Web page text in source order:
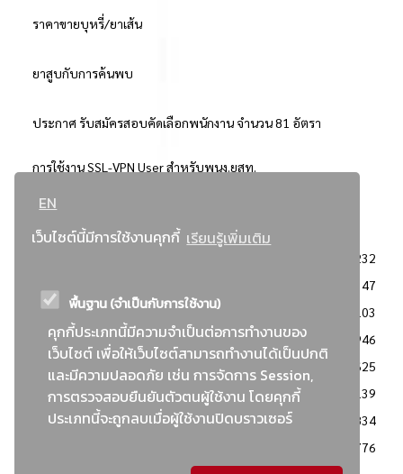
EN
เว็บไซต์นี้มีการใช้งานคุกกี้ เรียนรู้เพิ่มเติม
พื้นฐาน (จำเป็นกับการใช้งาน)
คุกกี้ประเภทนี้มีความจำเป็นต่อการทำงานของ
เว็บไซต์ เพื่อให้เว็บไซต์สามารถทำงานได้เป็นปกติ
และมีความปลอดภัย เช่น การจัดการ Session,
การตรวจสอบยืนยันตัวตนผู้ใช้งาน โดยคุกกี้
ประเภทนี้จะถูกลบเมื่อผู้ใช้งานปิดบราวเซอร์
ราคาขายบุหรี่/ยาเส้น
ยาสูบกับการค้นพบ
ประกาศ รับสมัครสอบคัดเลือกพนักงาน จำนวน 81 อัตรา
การใช้งาน SSL-VPN User สำหรับพนง.ยสท.
..ยอดนิยม..
3232
2347
: วิธีเฉพาะเจาะจง
2103
ข่าวสาร/ประกาศ
1946
: เอกสารส่งเสริมความโปร่งใสในการจัดซื้อจัดจ้าง
1625
ข่าวสารจัดซื้อจัดจ้าง
1139
: แผนการจัดซื้อจัดจ้าง
834
776